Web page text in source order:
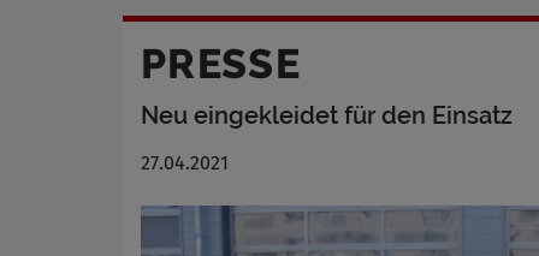
PRESSE
Neu eingekleidet für den Einsatz
27.04.2021